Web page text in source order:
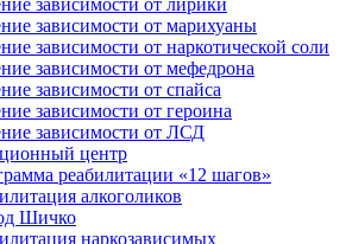
зависимости от лирики
зависимости от марихуаны
зависимости от наркотической соли
зависимости от мефедрона
зависимости от спайса
зависимости от героина
зависимости от ЛСД
центр
реабилитации «12 шагов»
алкоголиков
Шичко
наркозависимых